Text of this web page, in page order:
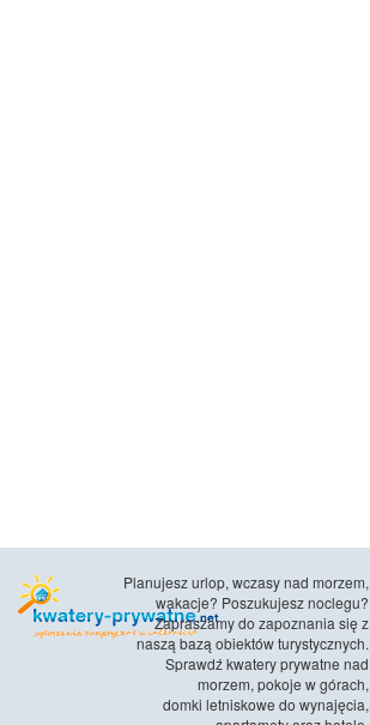
Planujesz urlop, wczasy nad morzem,
wakacje? Poszukujesz noclegu?
Zapraszamy do zapoznania się z
naszą bazą obiektów turystycznych.
Sprawdź kwatery prywatne nad
morzem, pokoje w górach,
domki letniskowe do wynajęcia,